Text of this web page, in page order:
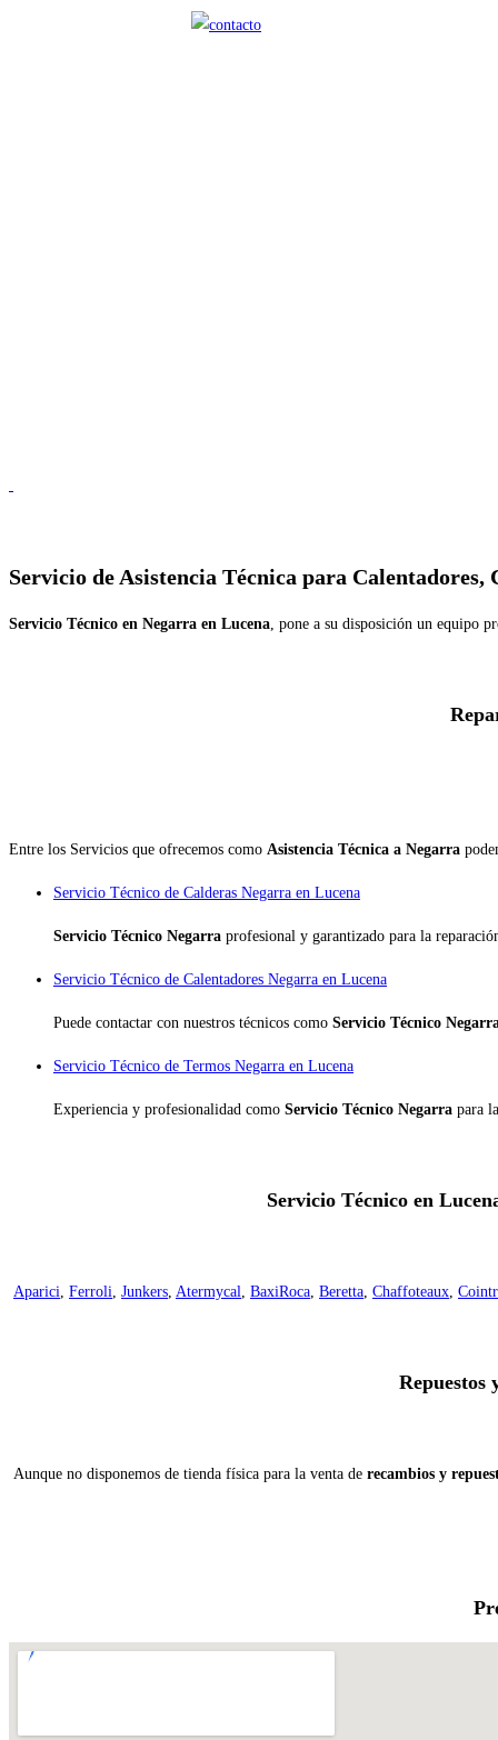
Servicio de Asistencia Técnica para Calentadores,
Servicio Técnico en Negarra en Lucena, pone a su disposición un equipo
Entre los Servicios que ofrecemos como Asistencia Técnica a Negarra
Servicio Técnico de Calderas Negarra en Lucena
Servicio Técnico Negarra profesional y garantizado para la
Servicio Técnico de Calentadores Negarra en Lucena
Puede contactar con nuestros técnicos como Servicio Técnico
Servicio Técnico de Termos Negarra en Lucena
Experiencia y profesionalidad como Servicio Técnico Negarra para
Servicio Técnico en
Aparici, Ferroli, Junkers, Atermycal, BaxiRoca, Beretta, Chaffoteaux,
Repuestos
Aunque no disponemos de tienda física para la venta de recambios y